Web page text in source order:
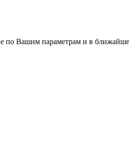
Вашим параметрам и в